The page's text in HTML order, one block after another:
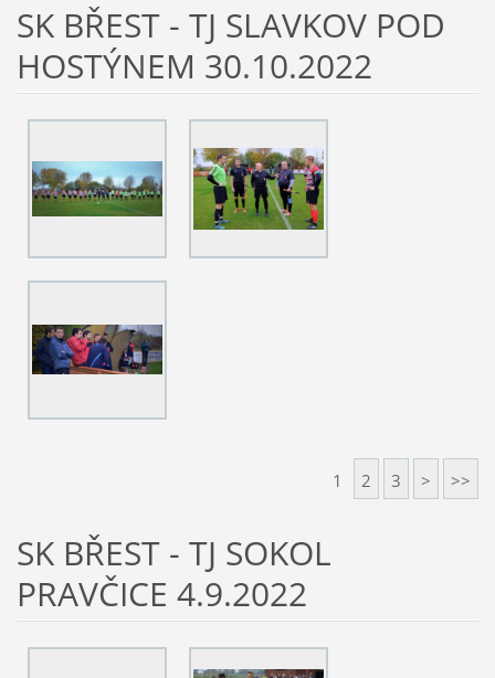
SK BŘEST - TJ SLAVKOV POD
HOSTÝNEM 30.10.2022
1 2 3 > >>
SK BŘEST - TJ SOKOL
PRAVČICE 4.9.2022